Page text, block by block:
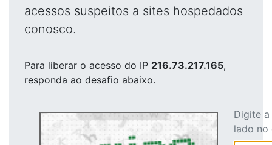
acessos suspeitos a sites hospedados
conosco.
Para liberar o acesso do IP 216.73.217.165,
responda ao desafio abaixo.
Digite
lado no